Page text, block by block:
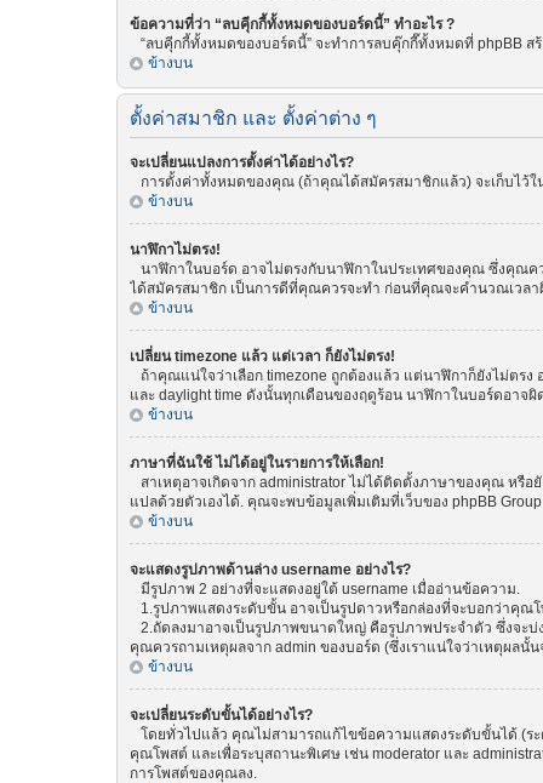
ข้อความที่ว่า “ลบคุีกกี้ทั้งหมดของบอร์ดนี้” ทำอะไร ?
“ลบคุีกกี้ทั้งหมดของบอร์ดนี้” จะทำการลบคุ๊กกี๊ทั้งหมดที่ phpBB
ข้างบน
ตั้งค่าสมาชิก และ ตั้งค่าต่าง ๆ
จะเปลี่ยนแปลงการตั้งค่าได้อย่างไร?
การตั้งค่าทั้งหมดของคุณ (ถ้าคุณได้สมัครสมาชิกแล้ว) จะเก็บไว้
ข้างบน
นาฬิกาไม่ตรง!
นาฬิกาในบอร์ด อาจไม่ตรงกับนาฬิกาในประเทศของคุณ ซึ่งคุณค
ได้สมัครสมาชิก เป็นการดีที่คุณควรจะทำ ก่อนที่คุณจะคำนวณเวลา
ข้างบน
เปลี่ยน timezone แล้ว แต่เวลา ก็ยังไม่ตรง!
ถ้าคุณแน่ใจว่าเลือก timezone ถูกต้องแล้ว แต่นาฬิกาก็ยังไม่ตรง
และ daylight time ดังนั้นทุกเดือนของฤดูร้อน นาฬิกาในบอร์ดอา
ข้างบน
ภาษาที่ฉันใช้ ไม่ได้อยู่ในรายการให้เลือก!
สาเหตุอาจเกิดจาก administrator ไม่ได้ติดตั้งภาษาของคุณ หรื
แปลด้วยตัวเองได้. คุณจะพบข้อมูลเพิ่มเติมที่เว็บของ phpBB
ข้างบน
จะแสดงรูปภาพด้านล่าง username อย่างไร?
มีรูปภาพ 2 อย่างที่จะแสดงอยู่ใต้ username เมื่ออ่านข้อความ.
1.รูปภาพแสดงระดับขั้น อาจเป็นรูปดาวหรือกล่องที่จะบอกว่าคุณ
2.ถัดลงมาอาจเป็นรูปภาพขนาดใหญ่ คือรูปภาพประจำตัว ซึ่งจะ
คุณควรถามเหตุผลจาก admin ของบอร์ด (ซึ่งเราแน่ใจว่าเหตุผลนั้
ข้างบน
จะเปลี่ยนระดับขั้นได้อย่างไร?
โดยทั่วไปแล้ว คุณไม่สามารถแก้ไขข้อความแสดงระดับขั้นได้ (
คุณโพสต์ และเพื่อระบุสถานะพิเศษ เช่น moderator และ
การโพสต์ของคุณลง.